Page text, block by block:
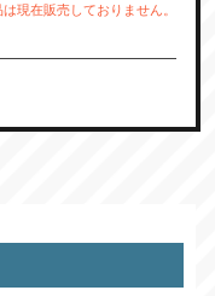
は現在販売しておりません。